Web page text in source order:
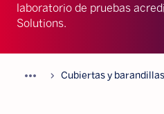
laboratorio de pruebas
Solutions.
more_horiz chevron_forward Cubiertas y